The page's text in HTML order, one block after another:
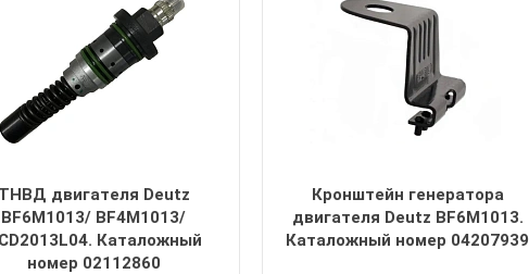
двигателя Deutz
BF6M1013/ BF4M1013/
Каталожный
номер 02112860
Кронштейн генератора
двигателя Deutz BF6M1013.
Каталожный номер 04207939